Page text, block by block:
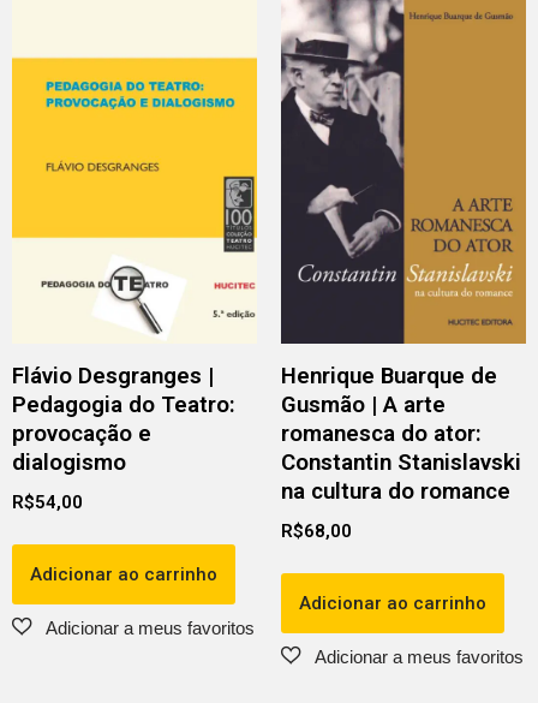
Flávio Desgranges |
Pedagogia do Teatro:
provocação e
dialogismo
R$54,00
Adicionar ao carrinho
Henrique Buarque de
Gusmão | A arte
romanesca do ator:
Constantin Stanislavski
na cultura do romance
R$68,00
Adicionar ao carrinho